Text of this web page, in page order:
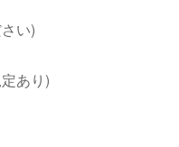
い)
あり)